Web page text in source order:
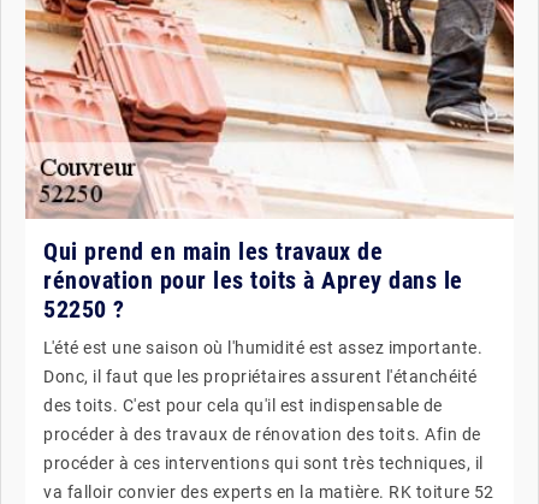
Qui prend en main les travaux de
rénovation pour les toits à Aprey dans le
52250 ?
L'été est une saison où l'humidité est assez importante.
Donc, il faut que les propriétaires assurent l'étanchéité
des toits. C'est pour cela qu'il est indispensable de
procéder à des travaux de rénovation des toits. Afin de
procéder à ces interventions qui sont très techniques, il
va falloir convier des experts en la matière. RK toiture 52